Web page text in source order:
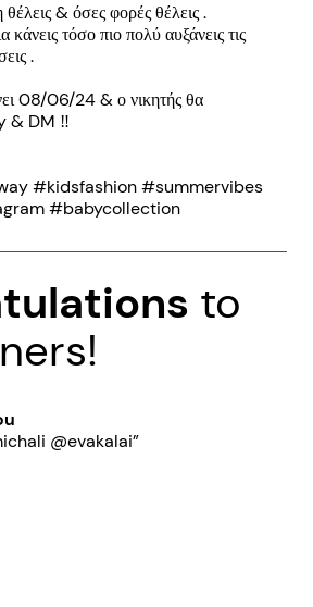
& όσες φορές θέλεις .
τόσο πιο πολύ αυξάνεις τις
.
08/06/24 & ο νικητής θα
& DM ‼️
#kidsfashion #summervibes
#babycollection
to
@evakalai”